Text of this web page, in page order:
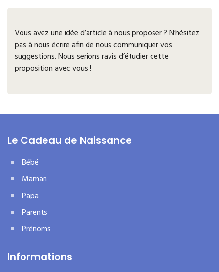
Vous avez une idée d’article à nous proposer ? N’hésitez
pas à nous écrire afin de nous communiquer vos
suggestions. Nous serions ravis d’étudier cette
proposition avec vous !
Le Cadeau de Naissance
Bébé
Maman
Papa
Parents
Prénoms
Informations